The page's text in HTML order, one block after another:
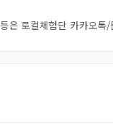
은 로컬체험단 카카오톡